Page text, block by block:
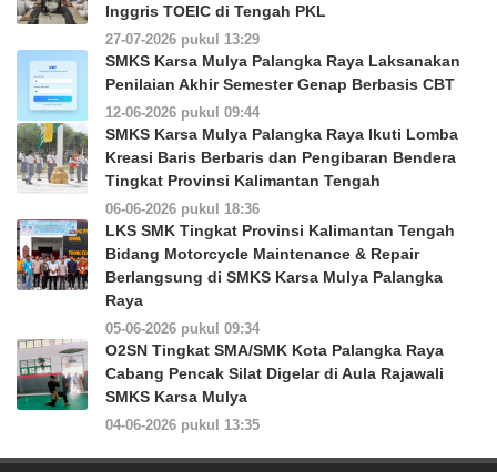
Inggris TOEIC di Tengah PKL
27-07-2026 pukul 13:29
SMKS Karsa Mulya Palangka Raya Laksanakan
Penilaian Akhir Semester Genap Berbasis CBT
12-06-2026 pukul 09:44
SMKS Karsa Mulya Palangka Raya Ikuti Lomba
Kreasi Baris Berbaris dan Pengibaran Bendera
Tingkat Provinsi Kalimantan Tengah
06-06-2026 pukul 18:36
LKS SMK Tingkat Provinsi Kalimantan Tengah
Bidang Motorcycle Maintenance & Repair
Berlangsung di SMKS Karsa Mulya Palangka
Raya
05-06-2026 pukul 09:34
O2SN Tingkat SMA/SMK Kota Palangka Raya
Cabang Pencak Silat Digelar di Aula Rajawali
SMKS Karsa Mulya
04-06-2026 pukul 13:35